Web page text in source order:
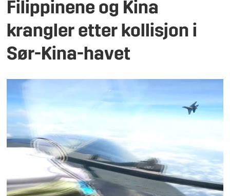
Filippinene og Kina
krangler etter kollisjon i
Sør-Kina-havet